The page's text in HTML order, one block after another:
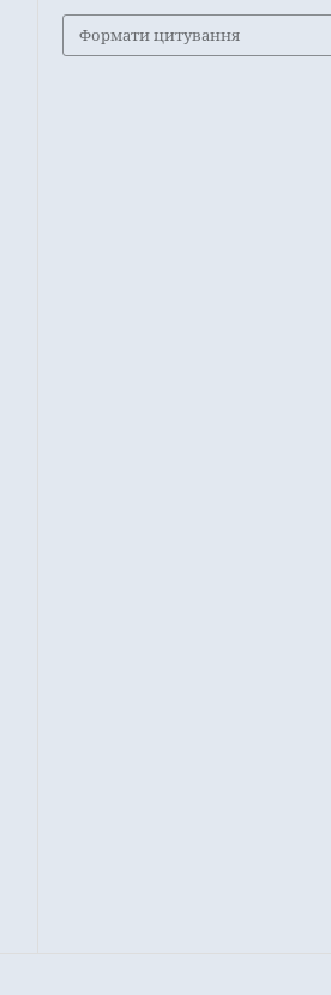
Формати цитування